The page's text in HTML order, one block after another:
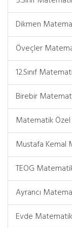
Dikmen
Öveçler
12.Sınıf
Birebir
Matematik
Mustafa Kemal
TEOG
Ayrancı
Evde